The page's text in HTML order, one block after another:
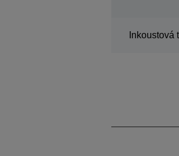
Inkoustová